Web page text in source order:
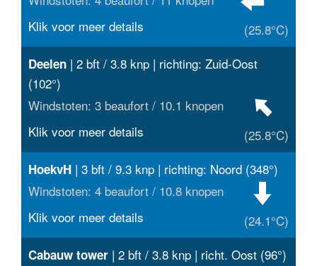
(25.8°C)
Klik voor meer details
Deelen | 2 bft / 3.8 knp | richting: Zuid-Oost
(102°)
Windstoten: 3 beaufort / 10.1 knopen
(25.8°C)
Klik voor meer details
HoekvH | 3 bft / 9.3 knp | richting: Noord (348°)
Windstoten: 4 beaufort / 10.8 knopen
(24.1°C)
Klik voor meer details
Cabauw tower | 2 bft / 3.8 knp | richt. Oost (96°)